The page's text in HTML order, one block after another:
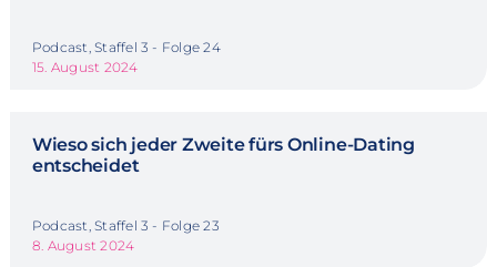
Podcast, Staffel 3 - Folge 24
15. August 2024
Wieso sich jeder Zweite fürs Online-Dating
entscheidet
Podcast, Staffel 3 - Folge 23
8. August 2024